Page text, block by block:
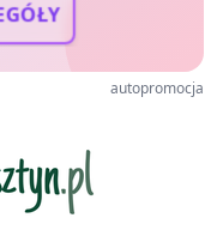
autopromocja